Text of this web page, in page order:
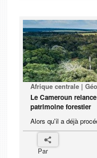
Afrique centrale |
Le Cameroun
patrimoine forestier
Alors qu'il a déjà
Par